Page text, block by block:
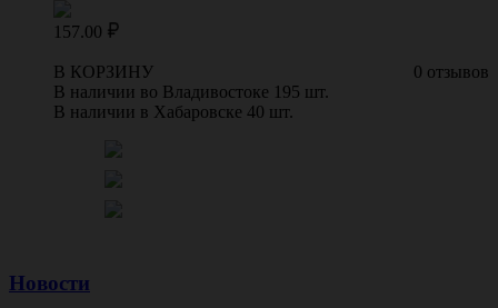
157.00
0 отзывов
В КОРЗИНУ
В наличии во Владивостоке 195 шт.
В наличии в Хабаровске 40 шт.
Новости